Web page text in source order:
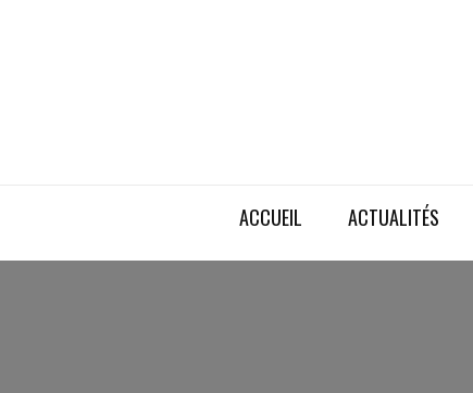
ACCUEIL ACTUALITÉS